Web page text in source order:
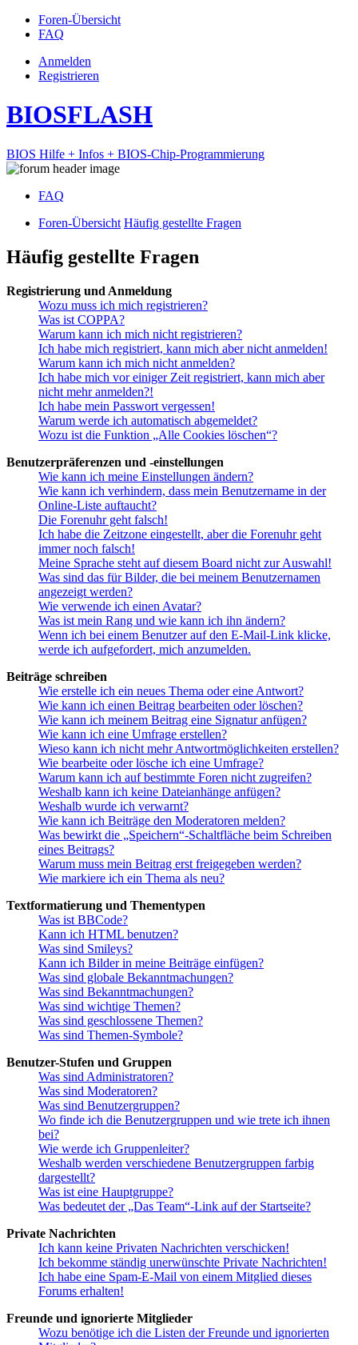
Foren-Übersicht
FAQ
Anmelden
Registrieren
BIOSFLASH
BIOS Hilfe + Infos + BIOS-Chip-Programmierung
FAQ
Foren-Übersicht Häufig gestellte Fragen
Häufig gestellte Fragen
Registrierung und Anmeldung
Wozu muss ich mich registrieren?
Was ist COPPA?
Warum kann ich mich nicht registrieren?
Ich habe mich registriert, kann mich aber nicht anmelden!
Warum kann ich mich nicht anmelden?
Ich habe mich vor einiger Zeit registriert, kann mich aber
nicht mehr anmelden?!
Ich habe mein Passwort vergessen!
Warum werde ich automatisch abgemeldet?
Wozu ist die Funktion „Alle Cookies löschen“?
Benutzerpräferenzen und -einstellungen
Wie kann ich meine Einstellungen ändern?
Wie kann ich verhindern, dass mein Benutzername in der
Online-Liste auftaucht?
Die Forenuhr geht falsch!
Ich habe die Zeitzone eingestellt, aber die Forenuhr geht
immer noch falsch!
Meine Sprache steht auf diesem Board nicht zur Auswahl!
Was sind das für Bilder, die bei meinem Benutzernamen
angezeigt werden?
Wie verwende ich einen Avatar?
Was ist mein Rang und wie kann ich ihn ändern?
Wenn ich bei einem Benutzer auf den E-Mail-Link klicke,
werde ich aufgefordert, mich anzumelden.
Beiträge schreiben
Wie erstelle ich ein neues Thema oder eine Antwort?
Wie kann ich einen Beitrag bearbeiten oder löschen?
Wie kann ich meinem Beitrag eine Signatur anfügen?
Wie kann ich eine Umfrage erstellen?
Wieso kann ich nicht mehr Antwortmöglichkeiten erstellen?
Wie bearbeite oder lösche ich eine Umfrage?
Warum kann ich auf bestimmte Foren nicht zugreifen?
Weshalb kann ich keine Dateianhänge anfügen?
Weshalb wurde ich verwarnt?
Wie kann ich Beiträge den Moderatoren melden?
Was bewirkt die „Speichern“-Schaltfläche beim Schreiben
eines Beitrags?
Warum muss mein Beitrag erst freigegeben werden?
Wie markiere ich ein Thema als neu?
Textformatierung und Thementypen
Was ist BBCode?
Kann ich HTML benutzen?
Was sind Smileys?
Kann ich Bilder in meine Beiträge einfügen?
Was sind globale Bekanntmachungen?
Was sind Bekanntmachungen?
Was sind wichtige Themen?
Was sind geschlossene Themen?
Was sind Themen-Symbole?
Benutzer-Stufen und Gruppen
Was sind Administratoren?
Was sind Moderatoren?
Was sind Benutzergruppen?
Wo finde ich die Benutzergruppen und wie trete ich ihnen
bei?
Wie werde ich Gruppenleiter?
Weshalb werden verschiedene Benutzergruppen farbig
dargestellt?
Was ist eine Hauptgruppe?
Was bedeutet der „Das Team“-Link auf der Startseite?
Private Nachrichten
Ich kann keine Privaten Nachrichten verschicken!
Ich bekomme ständig unerwünschte Private Nachrichten!
Ich habe eine Spam-E-Mail von einem Mitglied dieses
Forums erhalten!
Freunde und ignorierte Mitglieder
Wozu benötige ich die Listen der Freunde und ignorierten